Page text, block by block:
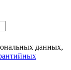
данных,